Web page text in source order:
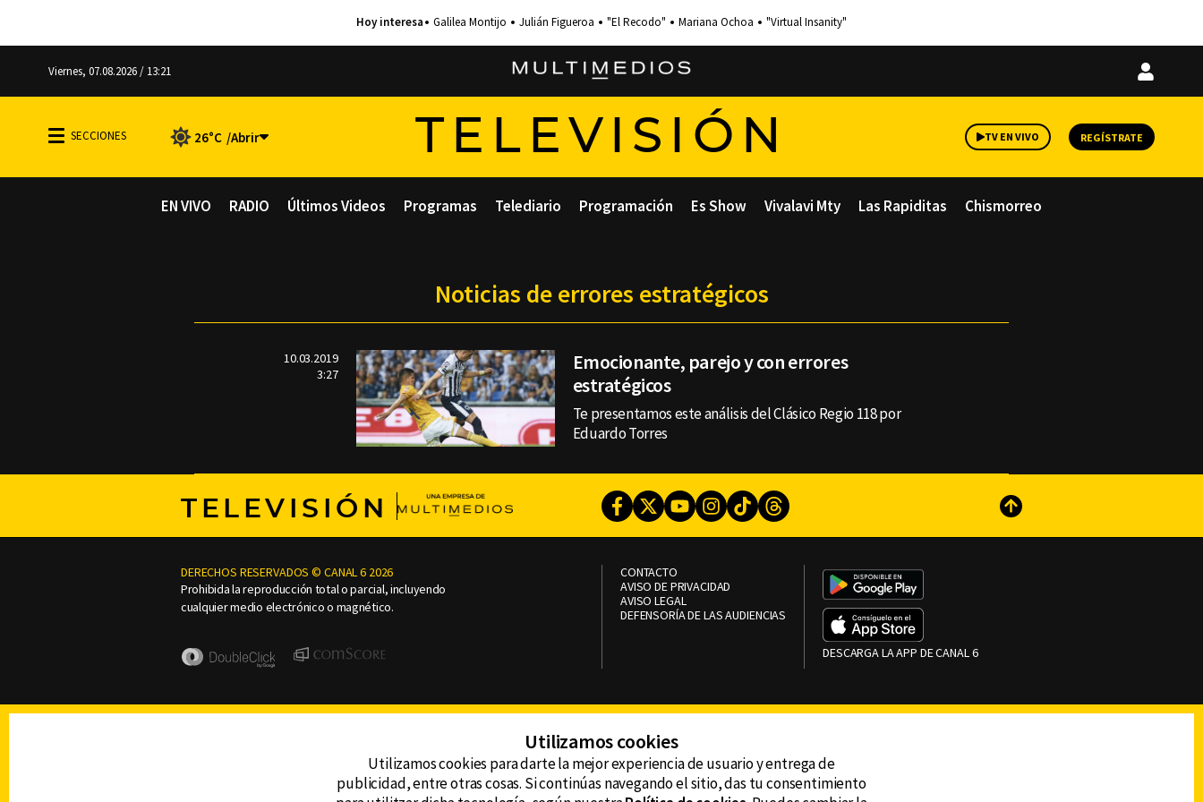
Galilea Montijo Julián Figueroa "El Recodo" Mariana Ochoa "Virtual Insanity"
Viernes, 07.08.2026 / 13:21
Iniciar
26°C TELEVISIÓN TV EN VIVO REGÍSTRATE
EN VIVO RADIO Últimos Videos Programas Telediario Programación Es Show Vivalavi Mty Las Rapiditas Chismorreo
Noticias de errores estratégicos
10.03.2019
3:27
Emocionante, parejo y con errores
estratégicos
Te presentamos este análisis del Clásico Regio 118 por
Eduardo Torres
TELEVISIÓN Facebook
TwitterYoutubeInstagram
TikTokThreads Subir
DERECHOS RESERVADOS © CANAL 6 2026
Prohibida la reproducción total o parcial, incluyendo
cualquier medio electrónico o magnético.
CONTACTO
AVISO DE PRIVACIDAD
AVISO LEGAL
DEFENSORÍA DE LAS AUDIENCIAS
DESCARGA LA APP DE CANAL 6
Utilizamos cookies
Utilizamos cookies para darte la mejor experiencia de usuario y entrega de
publicidad, entre otras cosas. Si continúas navegando el sitio, das tu consentimiento